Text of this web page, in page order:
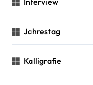
Interview
Jahrestag
Kalligrafie